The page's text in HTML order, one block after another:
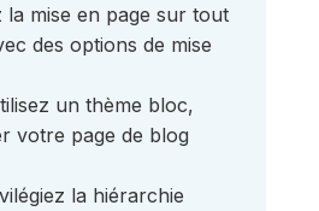
la mise en page sur tout
des options de mise
un thème bloc,
votre page de blog
la hiérarchie